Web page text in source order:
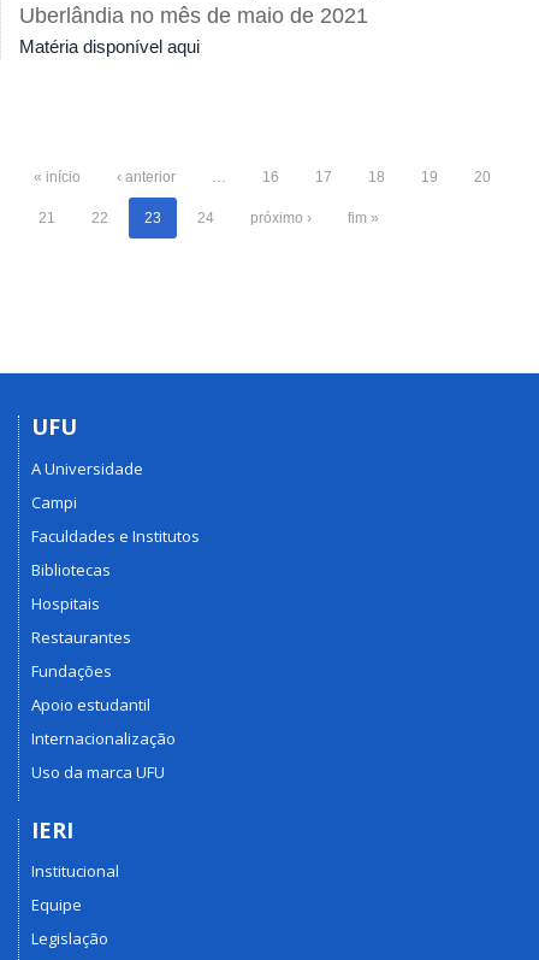
Uberlândia no mês de maio de 2021
Matéria disponível aqui
« início ‹ anterior … 16 17 18 19 20
21 22 23 24 próximo › fim »
UFU
A Universidade
Campi
Faculdades e Institutos
Bibliotecas
Hospitais
Restaurantes
Fundações
Apoio estudantil
Internacionalização
Uso da marca UFU
IERI
Institucional
Equipe
Legislação